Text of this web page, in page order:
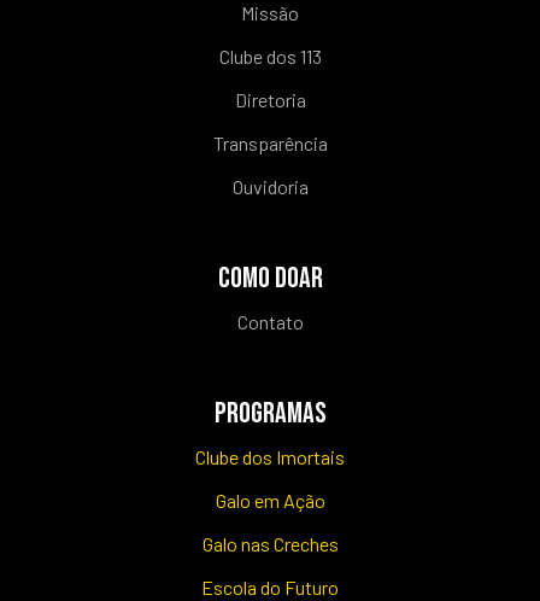
Missão
Clube dos 113
Diretoria
Transparência
Ouvidoria
COMO DOAR
Contato
PROGRAMAS
Clube dos Imortais
Galo em Ação
Galo nas Creches
Escola do Futuro